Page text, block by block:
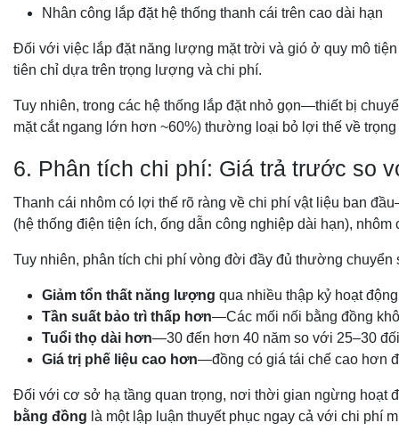
Nhân công lắp đặt hệ thống thanh cái trên cao dài hạn
Đối với việc lắp đặt năng lượng mặt trời và gió ở quy mô
tiên chỉ dựa trên trọng lượng và chi phí.
Tuy nhiên, trong các hệ thống lắp đặt nhỏ gọn—thiết bị
mặt cắt ngang lớn hơn ~60%) thường loại bỏ lợi thế về
6. Phân tích chi phí: Giá trả trước so
Thanh cái nhôm có lợi thế rõ ràng về chi phí vật liệu ban
(hệ thống điện tiện ích, ống dẫn công nghiệp dài hạn),
Tuy nhiên, phân tích chi phí vòng đời đầy đủ thường chuyển
Giảm tổn thất năng lượng qua nhiều thập kỷ hoạt
Tần suất bảo trì thấp hơn—Các mối nối bằng đồng
Tuổi thọ dài hơn—30 đến hơn 40 năm so với 25–30
Giá trị phế liệu cao hơn—đồng có giá tái chế cao hơn
Đối với cơ sở hạ tầng quan trọng, nơi thời gian ngừng
bằng đồng là một lập luận thuyết phục ngay cả với chi phí